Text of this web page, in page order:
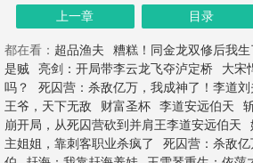
上一章 目录
都在看： 超品渔夫 糟糕！同金龙双修后我生
是贼
亮剑：开局带李云龙飞夺泸定桥 大宋
吗？
死囚营：杀敌亿万，我成神了！李道刘
王爷，天下无敌
财富圣杯 李道安远伯天
崩开局，从死囚营砍到并肩王李道安远伯天
主姐姐，靠刺客职业杀疯了
死囚营：杀敌